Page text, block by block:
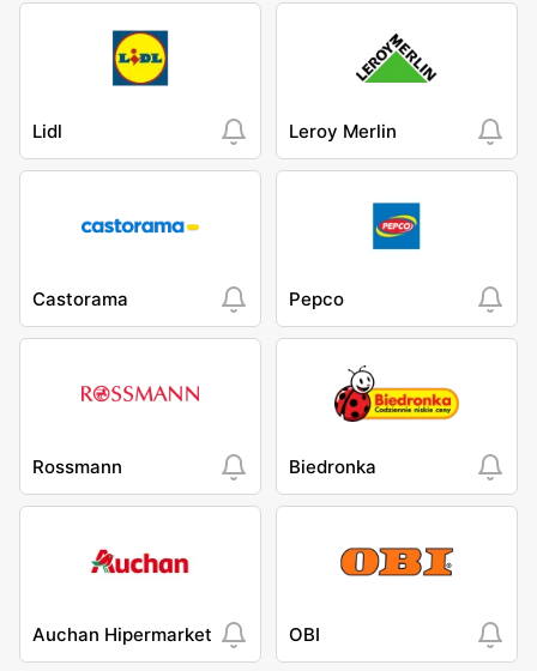
Lidl Leroy Merlin
Castorama Pepco
Rossmann Biedronka
Auchan Hipermarket OBI